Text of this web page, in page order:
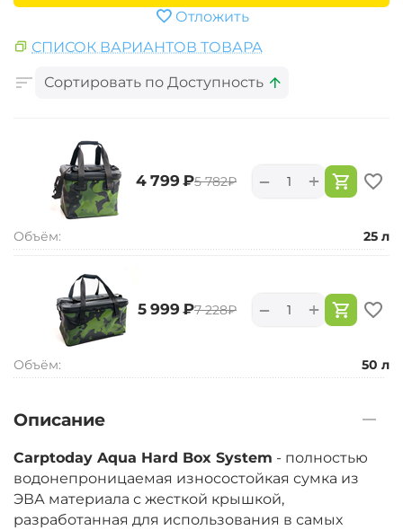
Отложить
СПИСОК ВАРИАНТОВ ТОВАРА
Сортировать по Доступность
‍4 799‍ ₽‍5 782‍₽ +
−
Объём: 25 л
‍5 999‍ ₽‍7 228‍₽ +
−
Объём: 50 л
Описание
Carptoday Aqua Hard Box System - полностью
водонепроницаемая износостойкая сумка из
ЭВА материала с жесткой крышкой,
разработанная для использования в самых